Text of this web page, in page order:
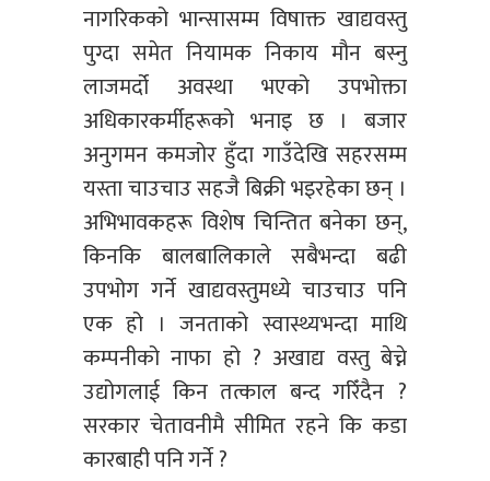
नागरिकको भान्सासम्म विषाक्त खाद्यवस्तु
पुग्दा समेत नियामक निकाय मौन बस्नु
लाजमर्दो अवस्था भएको उपभोक्ता
अधिकारकर्मीहरूको भनाइ छ । बजार
अनुगमन कमजोर हुँदा गाउँदेखि सहरसम्म
यस्ता चाउचाउ सहजै बिक्री भइरहेका छन् ।
अभिभावकहरू विशेष चिन्तित बनेका छन्,
किनकि बालबालिकाले सबैभन्दा बढी
उपभोग गर्ने खाद्यवस्तुमध्ये चाउचाउ पनि
एक हो । जनताको स्वास्थ्यभन्दा माथि
कम्पनीको नाफा हो ? अखाद्य वस्तु बेच्ने
उद्योगलाई किन तत्काल बन्द गरिँदैन ?
सरकार चेतावनीमै सीमित रहने कि कडा
कारबाही पनि गर्ने ?